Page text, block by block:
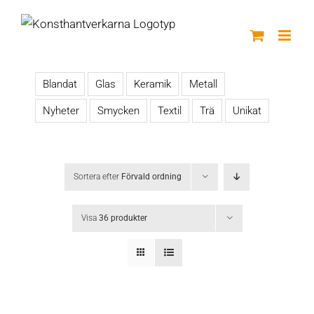
Blandat Glas Keramik Metall
Nyheter Smycken Textil Trä Unikat
Sortera efter Förvald ordning
Visa 36 produkter